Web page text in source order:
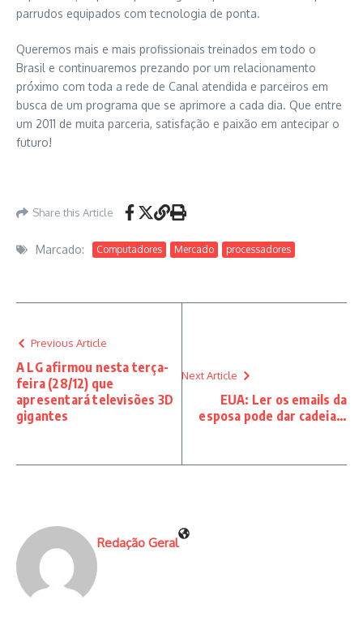
parrudos equipados com tecnologia de ponta.
Queremos mais e mais profissionais treinados em todo o
Brasil e continuaremos prezando por um relacionamento
próximo com toda a rede de Canal atendida e parceiros em
busca de um programa que se aprimore a cada dia. Que entre
um 2011 de muita parceria, satisfação e paixão em antecipar o
futuro!
Share this Article
Marcado: Computadores Mercado processadores
Previous Article
A LG afirmou nesta terça-
feira (28/12) que
apresentará televisões 3D
gigantes
Next Article
EUA: Ler os emails da
esposa pode dar cadeia…
Redação Geral